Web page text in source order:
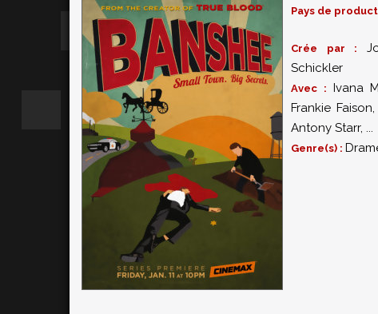
Pays de
Crée par :
Schickler
Avec : Ivana
Frankie Faison
Antony Starr, ...
Genre(s) :